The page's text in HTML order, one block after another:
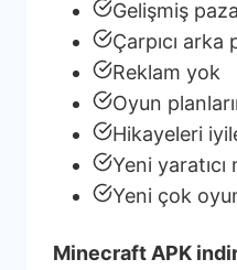
Gelişmiş
Çarpıcı arka
Reklam yok
Oyun
Hikayeleri
Yeni yaratıcı
Yeni çok
Minecraft APK